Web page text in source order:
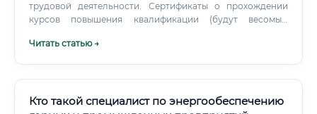
трудовой деятельности. Сертификаты о прохождении
курсов повышения квалификации (будут весомым
Читать статью →
Кто такой специалист по энергообеспечению